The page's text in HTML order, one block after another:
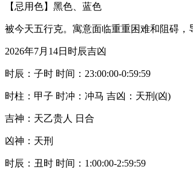
【忌用色】黑色、蓝色
被今天五行克。寓意面临重重困难和阻碍
2026年7月14日时辰吉凶
时辰：子时 时间：23:00:00-0:59:59
时柱：甲子 时冲：冲马 吉凶：天刑(凶)
吉神：天乙贵人 日合
凶神：天刑
时辰：丑时 时间：1:00:00-2:59:59